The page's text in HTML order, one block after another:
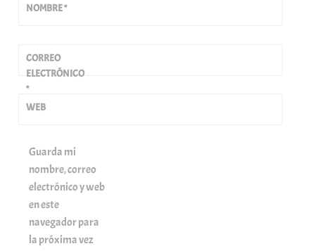
NOMBRE*
CORREO
ELECTRÓNICO
*
WEB
Guarda mi
nombre, correo
electrónico y web
en este
navegador para
la próxima vez